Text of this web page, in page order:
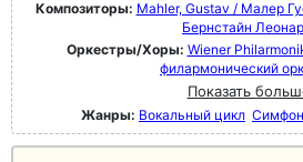
Композиторы: Mahler, Gustav / Малер
Бернстайн
Оркестры/Хоры: Wiener
филармонический
Показать
Жанры: Вокальный цикл